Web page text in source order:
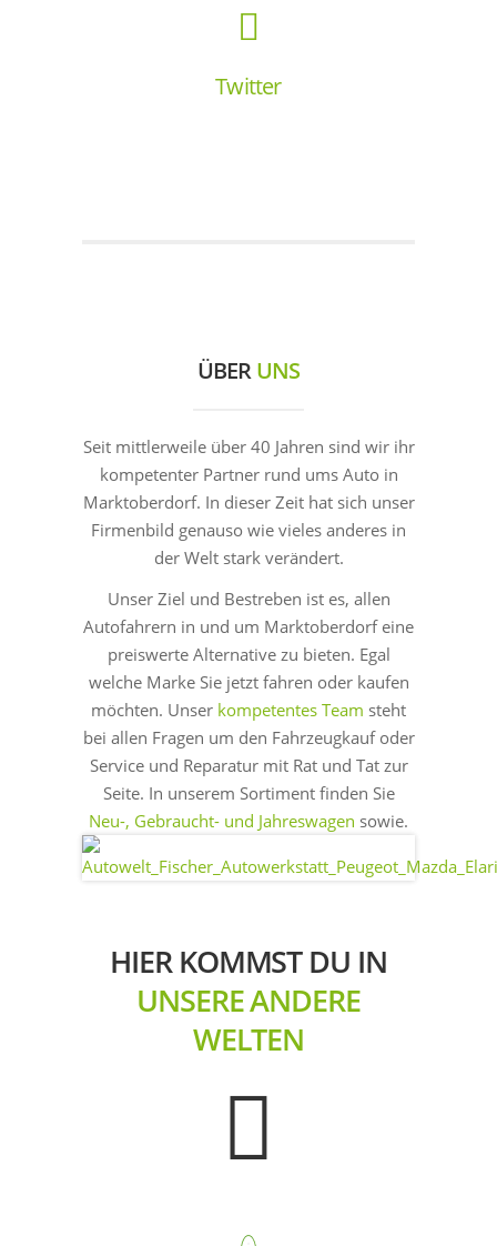
Twitter
ÜBERUNS
Seit mittlerweile über 40 Jahren sind wir ihr
kompetenter Partner rund ums Auto in
Marktoberdorf. In dieser Zeit hat sich unser
Firmenbild genauso wie vieles anderes in
der Welt stark verändert.
Unser Ziel und Bestreben ist es, allen
Autofahrern in und um Marktoberdorf eine
preiswerte Alternative zu bieten. Egal
welche Marke Sie jetzt fahren oder kaufen
möchten. Unser kompetentes Team steht
bei allen Fragen um den Fahrzeugkauf oder
Service und Reparatur mit Rat und Tat zur
Seite. In unserem Sortiment finden Sie
Neu-, Gebraucht- und Jahreswagen sowie.
HIER KOMMST DU IN
UNSERE ANDERE
WELTEN